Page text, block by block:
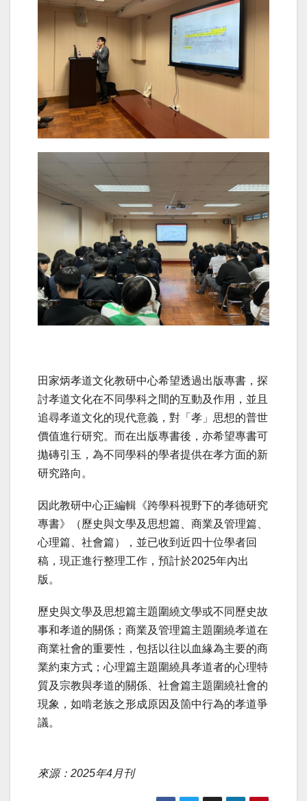
田家炳孝道文化教研中心希望透過出版專書，探
討孝道文化在不同學科之間的互動及作用，並且
追尋孝道文化的現代意義，對「孝」思想的普世
價值進行研究。而在出版專書後，亦希望專書可
拋磚引玉，為不同學科的學者提供在孝方面的新
研究路向。
因此教研中心正編輯《跨學科視野下的孝德研究
專書》（歷史與文學及思想篇、商業及管理篇、
心理篇、社會篇），並已收到近四十位學者回
稿，現正進行整理工作，預計於2025年內出
版。
歷史與文學及思想篇主題圍繞文學或不同歷史故
事和孝道的關係；商業及管理篇主題圍繞孝道在
商業社會的重要性，包括以往以血緣為主要的商
業約束方式；心理篇主題圍繞具孝道者的心理特
質及宗教與孝道的關係、社會篇主題圍繞社會的
現象，如啃老族之形成原因及箇中行為的孝道爭
議。
來源：2025年4月刊